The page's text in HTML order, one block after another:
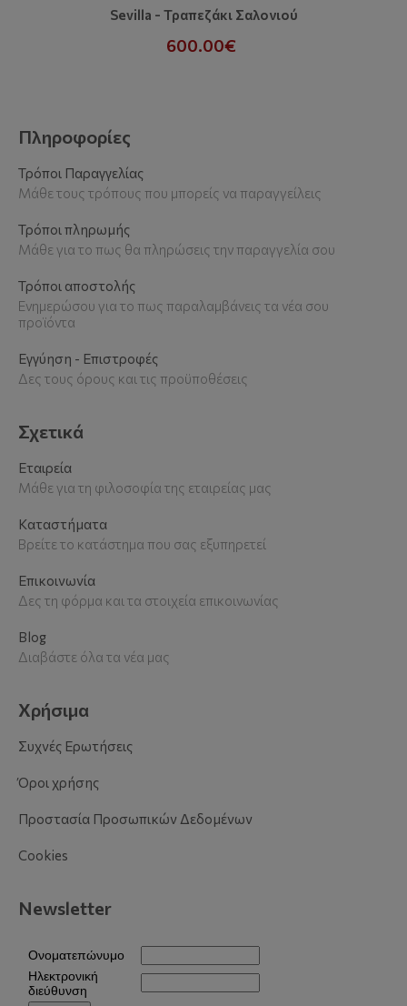
Sevilla - Τραπεζάκι Σαλονιού
600.00€
Πληροφορίες
Τρόποι Παραγγελίας
Μάθε τους τρόπους που μπορείς να παραγγείλεις
Τρόποι πληρωμής
Μάθε για το πως θα πληρώσεις την παραγγελία σου
Τρόποι αποστολής
Ενημερώσου για το πως παραλαμβάνεις τα νέα σου
προϊόντα
Εγγύηση - Επιστροφές
Δες τους όρους και τις προϋποθέσεις
Σχετικά
Εταιρεία
Μάθε για τη φιλοσοφία της εταιρείας μας
Καταστήματα
Βρείτε το κατάστημα που σας εξυπηρετεί
Επικοινωνία
Δες τη φόρμα και τα στοιχεία επικοινωνίας
Blog
Διαβάστε όλα τα νέα μας
Χρήσιμα
Συχνές Ερωτήσεις
Όροι χρήσης
Προστασία Προσωπικών Δεδομένων
Cookies
Newsletter